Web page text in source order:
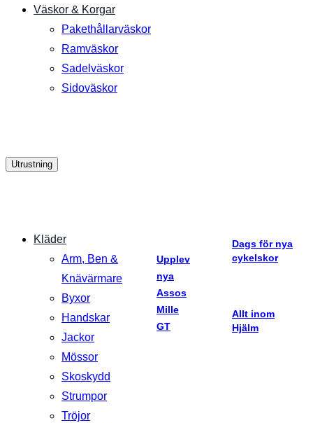
Väskor & Korgar
Pakethållarväskor
Ramväskor
Sadelväskor
Sidoväskor
Utrustning
Kläder
Arm, Ben &
Knävärmare
Byxor
Handskar
Jackor
Mössor
Skoskydd
Strumpor
Tröjor
Upplev
nya
Assos
Mille
GT
Dags för nya
cykelskor
Allt inom
Hjälm